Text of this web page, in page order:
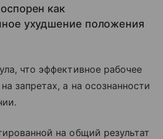
как
ухудшение положения
что эффективное рабочее
запретах, а на осознанности
на общий результат